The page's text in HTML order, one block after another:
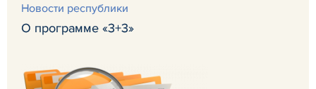
Новости республики
О программе «3+3»